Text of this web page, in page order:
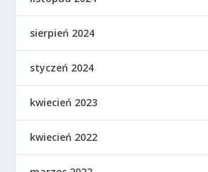
sierpień 2024
styczeń 2024
kwiecień 2023
kwiecień 2022